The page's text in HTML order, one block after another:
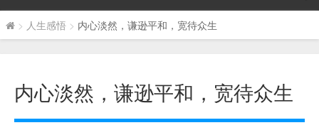
> 人生感悟 > 内心淡然，谦逊平和，宽待众生
内心淡然，谦逊平和，宽待众生